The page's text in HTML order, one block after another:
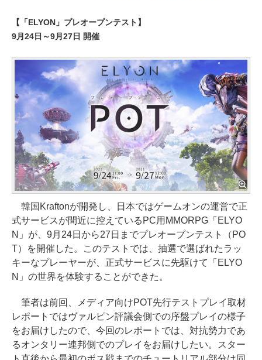
【「ELYON」プレオープンテスト】
9月24日～9月27日 開催
韓国Kraftonが開発し、日本ではゲームオンの運営で正
式サービスが間近に控えているPC用MMORPG「ELYO
N」が、9月24日から27日までプレオープンテスト（PO
T）を開催した。このテストでは、抽選で選ばれたラッ
キーなプレーヤーが、正式サービスに先駆けて「ELYO
N」の世界を体験することができた。
筆者は前回、メディア向けPOT先行テストプレイ取材
レポートではヴァルピン評議会側での序盤プレイの様子
をお届けしたので、今回のレポートでは、対抗勢力であ
るオンタリー連邦側でのプレイをお届けしたい。スター